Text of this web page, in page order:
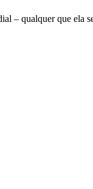
– qualquer que ela